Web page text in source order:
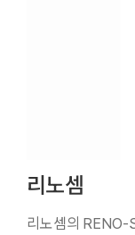
리노셈
리노셈의 RENO-